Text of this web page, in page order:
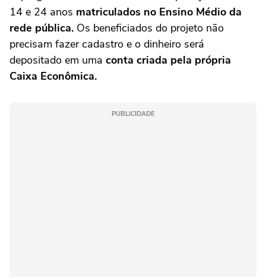
14 e 24 anos matriculados no Ensino Médio da
rede pública. Os beneficiados do projeto não
precisam fazer cadastro e o dinheiro será
depositado em uma conta criada pela própria
Caixa Econômica.
PUBLICIDADE